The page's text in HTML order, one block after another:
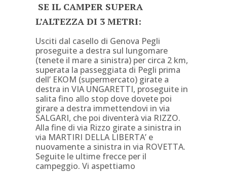
SE IL CAMPER SUPERA
L’ALTEZZA DI 3 METRI:
Usciti dal casello di Genova Pegli
proseguite a destra sul lungomare
(tenete il mare a sinistra) per circa 2 km,
superata la passeggiata di Pegli prima
dell’ EKOM (supermercato) girate a
destra in VIA UNGARETTI, proseguite in
salita fino allo stop dove dovete poi
girare a destra immettendovi in via
SALGARI, che poi diventerà via RIZZO.
Alla fine di via Rizzo girate a sinistra in
via MARTIRI DELLA LIBERTA’ e
nuovamente a sinistra in via ROVETTA.
Seguite le ultime frecce per il
campeggio. Vi aspettiamo